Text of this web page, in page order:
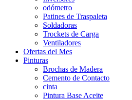
odómetro
Patines de Traspaleta
Soldadoras
Trockets de Carga
Ventiladores
Ofertas del Mes
Pinturas
Brochas de Madera
Cemento de Contacto
cinta
Pintura Base Aceite